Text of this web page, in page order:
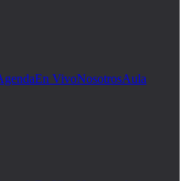
En VivoNosotrosAula